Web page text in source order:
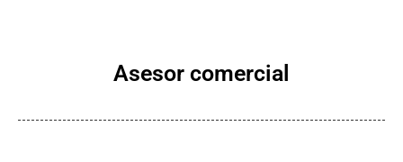
Asesor comercial